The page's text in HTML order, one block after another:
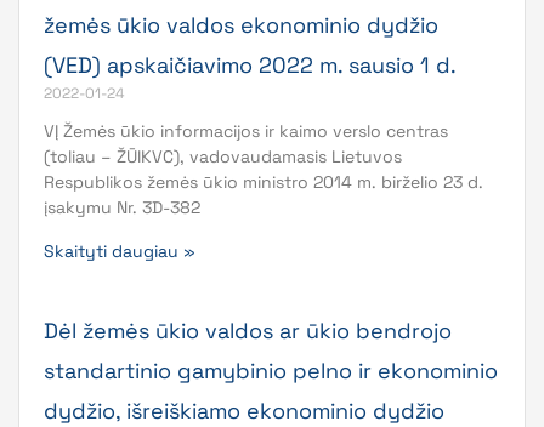
žemės ūkio valdos ekonominio dydžio
(VED) apskaičiavimo 2022 m. sausio 1 d.
2022-01-24
VĮ Žemės ūkio informacijos ir kaimo verslo centras
(toliau – ŽŪIKVC), vadovaudamasis Lietuvos
Respublikos žemės ūkio ministro 2014 m. birželio 23 d.
įsakymu Nr. 3D-382
Skaityti daugiau »
Dėl žemės ūkio valdos ar ūkio bendrojo
standartinio gamybinio pelno ir ekonominio
dydžio, išreiškiamo ekonominio dydžio